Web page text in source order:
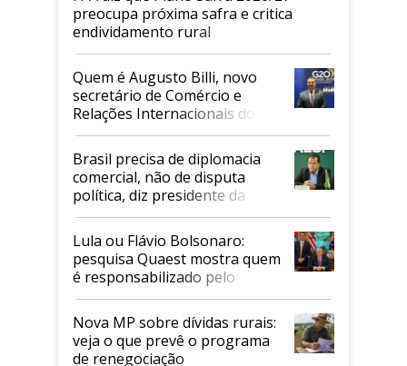
preocupa próxima safra e critica
endividamento rural
Quem é Augusto Billi, novo
secretário de Comércio e
Relações Internacionais do
Mapa
Brasil precisa de diplomacia
comercial, não de disputa
política, diz presidente da
Faesp
Lula ou Flávio Bolsonaro:
pesquisa Quaest mostra quem
é responsabilizado pelo
tarifaço dos EUA
Nova MP sobre dívidas rurais:
veja o que prevê o programa
de renegociação